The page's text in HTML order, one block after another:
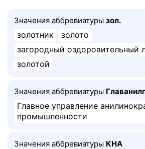
Значения аббревиатуры зол.
золотник
золото
загородный оздоровительный
золотой
Значения аббревиатуры
Главное управление
промышленности
Значения аббревиатуры КНА